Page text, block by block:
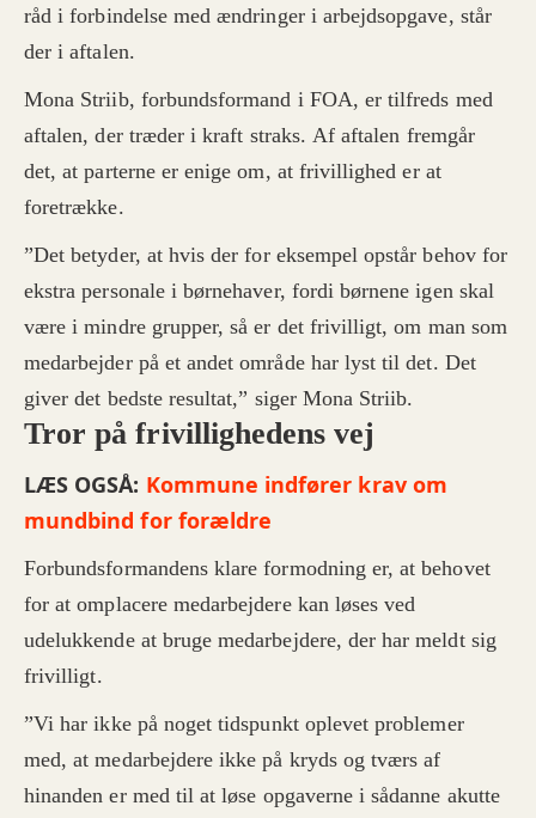
råd i forbindelse med ændringer i arbejdsopgave, står
der i aftalen.
Mona Striib, forbundsformand i FOA, er tilfreds med
aftalen, der træder i kraft straks. Af aftalen fremgår
det, at parterne er enige om, at frivillighed er at
foretrække.
”Det betyder, at hvis der for eksempel opstår behov for
ekstra personale i børnehaver, fordi børnene igen skal
være i mindre grupper, så er det frivilligt, om man som
medarbejder på et andet område har lyst til det. Det
giver det bedste resultat,” siger Mona Striib.
Tror på frivillighedens vej
LÆS OGSÅ: Kommune indfører krav om
mundbind for forældre
Forbundsformandens klare formodning er, at behovet
for at omplacere medarbejdere kan løses ved
udelukkende at bruge medarbejdere, der har meldt sig
frivilligt.
”Vi har ikke på noget tidspunkt oplevet problemer
med, at medarbejdere ikke på kryds og tværs af
hinanden er med til at løse opgaverne i sådanne akutte